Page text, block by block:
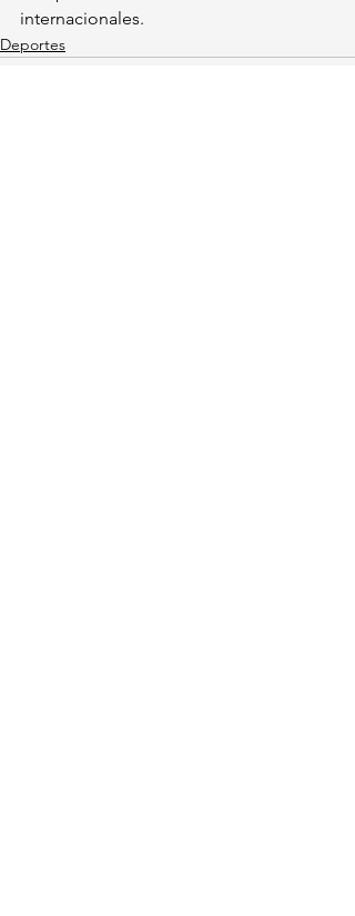
internacionales.
Deportes